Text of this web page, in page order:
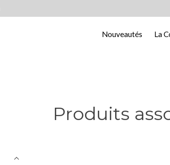
Nouveautés La
Produits